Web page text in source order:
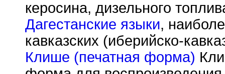
керосина, дизельного
Дагестанские языки,
кавказских (иберийско-
Клише (печатная форма)